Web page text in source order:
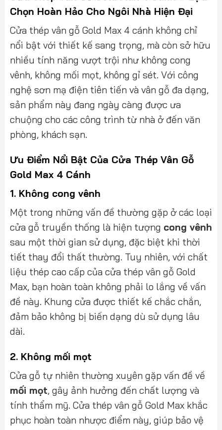
Chọn Hoàn Hảo Cho Ngôi Nhà Hiện Đại
Cửa thép vân gỗ Gold Max 4 cánh không chỉ
nổi bật với thiết kế sang trọng, mà còn sở hữu
nhiều tính năng vượt trội như không cong
vênh, không mối mọt, không gỉ sét. Với công
nghệ sơn mạ điện tiên tiến và vân gỗ đa dạng,
sản phẩm này đang ngày càng được ưa
chuộng cho các công trình từ nhà ở đến văn
phòng, khách sạn.
Ưu Điểm Nổi Bật Của Cửa Thép Vân Gỗ
Gold Max 4 Cánh
1. Không cong vênh
Một trong những vấn đề thường gặp ở các loại
cửa gỗ truyền thống là hiện tượng cong vênh
sau một thời gian sử dụng, đặc biệt khi thời
tiết thay đổi thất thường. Tuy nhiên, với chất
liệu thép cao cấp của cửa thép vân gỗ Gold
Max, bạn hoàn toàn không phải lo lắng về vấn
đề này. Khung cửa được thiết kế chắc chắn,
đảm bảo không bị biến dạng dù sử dụng lâu
dài.
2. Không mối mọt
Cửa gỗ tự nhiên thường xuyên gặp vấn đề về
mối mọt, gây ảnh hưởng đến chất lượng và
tính thẩm mỹ. Cửa thép vân gỗ Gold Max khắc
phục hoàn toàn nhược điểm này, giúp bảo vệ